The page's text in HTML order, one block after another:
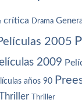
crítica Drama
2005
2009
años 90
Thriller